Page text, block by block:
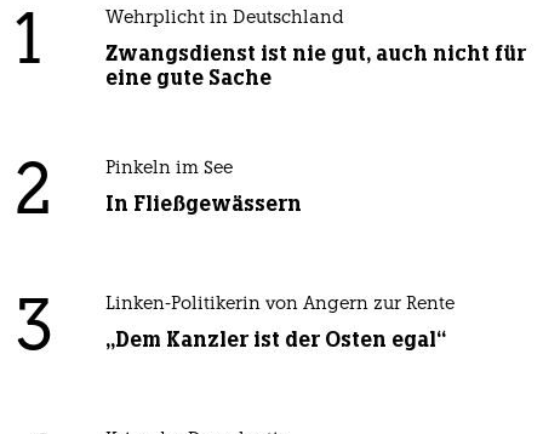
1 Wehrplicht in Deutschland
Zwangsdienst ist nie gut, auch nicht für
eine gute Sache
2 Pinkeln im See
In Fließgewässern
3 Linken-Politikerin von Angern zur Rente
„Dem Kanzler ist der Osten egal“